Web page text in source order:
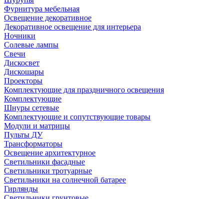
Фурнитура мебельная
Освещение декоративное
Декоративное освещение для интерьера
Ночники
Солевые лампы
Свечи
Дискосвет
Дискошары
Проекторы
Комплектующие для праздничного освещения
Комплектующие
Шнуры сетевые
Комплектующие и сопутствующие товары
Модули и матрицы
Пульты ДУ
Трансформаторы
Освещение архитектурное
Светильники фасадные
Светильники тротуарные
Светильники на солнечной батарее
Гирлянды